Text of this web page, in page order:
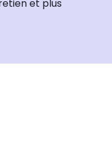
et plus